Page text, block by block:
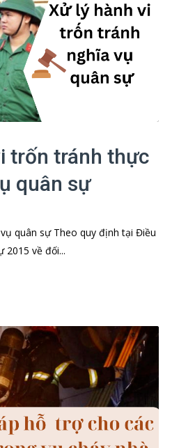
trốn tránh thực
quân sự
quân sự Theo quy định tại Điều
2015 về đối...